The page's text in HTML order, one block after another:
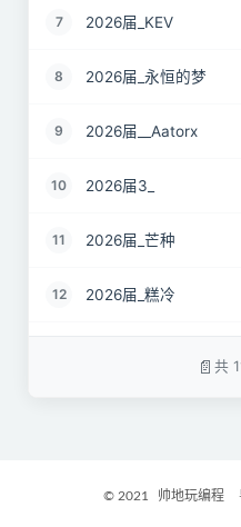
7 2026届_KEV
8 2026届_永恒的梦
9 2026届__Aatorx
10 2026届3_
11 2026届_芒种
12 2026届_糕冷
共
© 2021 帅地玩编程